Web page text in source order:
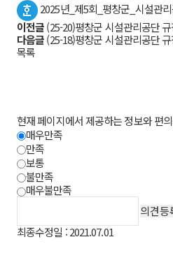
2025년_제5회_평창군_시설관
이전글(25-20)평창군 시설관리공단
다음글(25-18)평창군 시설관리공단
목록
현재 페이지에서 제공하는 정보와 편
매우만족
만족
보통
불만족
매우불만족
최종수정일 : 2021.07.01